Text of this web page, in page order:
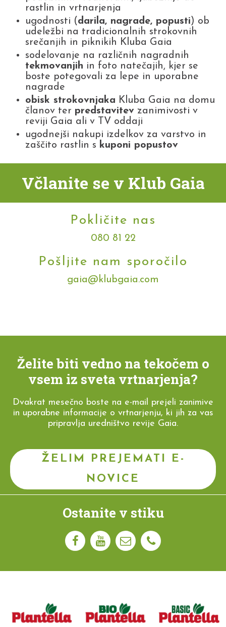
rastlin in vrtnarjenja
ugodnosti (darila, nagrade, popusti) ob
udeležbi na tradicionalnih strokovnih
srečanjih in piknikih Kluba Gaia
sodelovanje na različnih nagradnih
tekmovanjih in foto natečajih, kjer se
boste potegovali za lepe in uporabne
nagrade
obisk strokovnjaka Kluba Gaia na domu
članov ter predstavitev zanimivosti v
reviji Gaia ali v TV oddaji
ugodnejši nakupi izdelkov za varstvo in
zaščito rastlin s kuponi popustov
Včlanite se v Klub Gaia
Pokličite nas
080 81 22
Pošljite nam sporočilo
gaia@klubgaia.com
Želite biti vedno na tekočem o
vsem iz sveta vrtnarjenja?
Dvakrat mesečno boste na e-mail prejeli zanimive
in uporabne informacije o vrtnarjenju, ki jih za vas
pripravlja uredništvo revije Gaia.
ŽELIM PREJEMATI E-
NOVICE
Ostanite v stiku